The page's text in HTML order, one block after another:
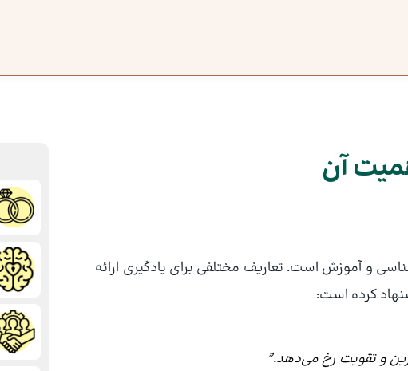
آن
و آموزش است. تعاریف مختلفی برای یادگیری ارائه
کرده است:
و تقویت رخ می‌دهد.”